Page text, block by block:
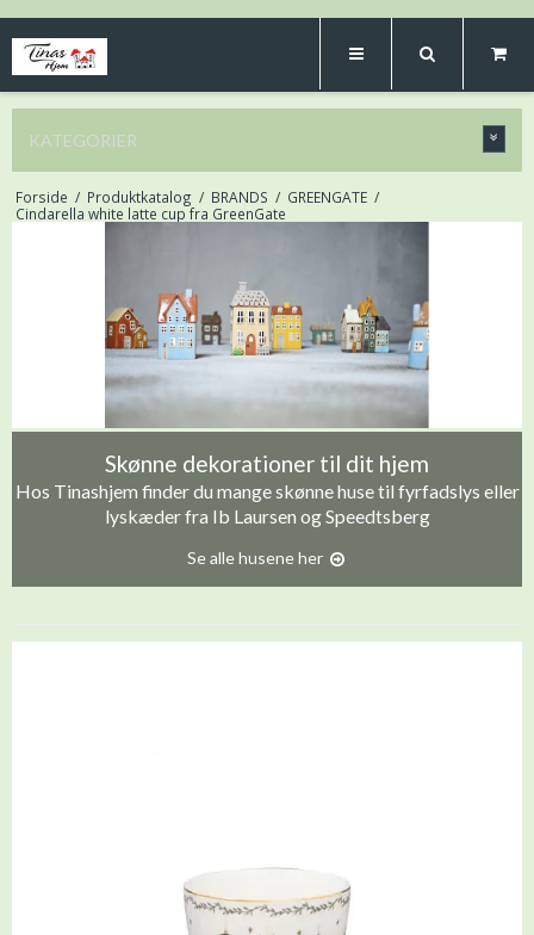
KATEGORIER
Forside / Produktkatalog / BRANDS / GREENGATE /
Cindarella white latte cup fra GreenGate
Skønne dekorationer til dit hjem
Hos Tinashjem finder du mange skønne huse til fyrfadslys eller
lyskæder fra Ib Laursen og Speedtsberg
Se alle husene her